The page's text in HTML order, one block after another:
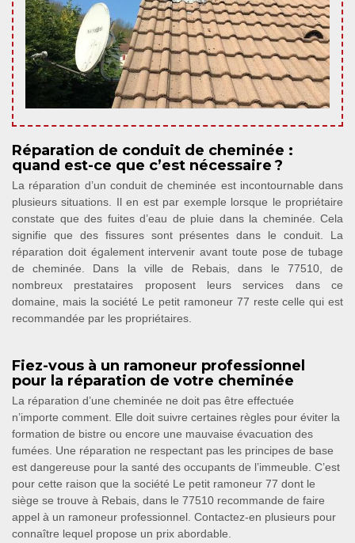
Réparation de conduit de cheminée :
quand est-ce que c’est nécessaire ?
La réparation d’un conduit de cheminée est incontournable dans
plusieurs situations. Il en est par exemple lorsque le propriétaire
constate que des fuites d’eau de pluie dans la cheminée. Cela
signifie que des fissures sont présentes dans le conduit. La
réparation doit également intervenir avant toute pose de tubage
de cheminée. Dans la ville de Rebais, dans le 77510, de
nombreux prestataires proposent leurs services dans ce
domaine, mais la société Le petit ramoneur 77 reste celle qui est
recommandée par les propriétaires.
Fiez-vous à un ramoneur professionnel
pour la réparation de votre cheminée
La réparation d’une cheminée ne doit pas être effectuée
n’importe comment. Elle doit suivre certaines règles pour éviter la
formation de bistre ou encore une mauvaise évacuation des
fumées. Une réparation ne respectant pas les principes de base
est dangereuse pour la santé des occupants de l’immeuble. C’est
pour cette raison que la société Le petit ramoneur 77 dont le
siège se trouve à Rebais, dans le 77510 recommande de faire
appel à un ramoneur professionnel. Contactez-en plusieurs pour
connaître lequel propose un prix abordable.